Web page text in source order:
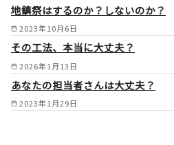
2023年10月6日
地鎮祭はするのか？しないのか？
2026年1月13日
その工法、本当に大丈夫？
2023年1月29日
あなたの担当者さんは大丈夫？